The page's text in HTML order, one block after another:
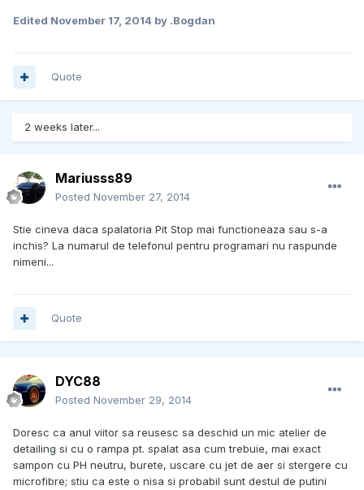
Edited November 17, 2014 by .Bogdan
Quote
2 weeks later...
Mariusss89
Posted November 27, 2014
Stie cineva daca spalatoria Pit Stop mai functioneaza sau s-a
inchis? La numarul de telefonul pentru programari nu raspunde
nimeni...
Quote
DYC88
Posted November 29, 2014
Doresc ca anul viitor sa reusesc sa deschid un mic atelier de
detailing si cu o rampa pt. spalat asa cum trebuie, mai exact
sampon cu PH neutru, burete, uscare cu jet de aer si stergere cu
microfibre; stiu ca este o nisa si probabil sunt destul de putini